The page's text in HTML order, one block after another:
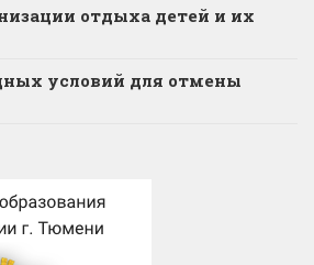
отдыха детей и их
условий для отмены